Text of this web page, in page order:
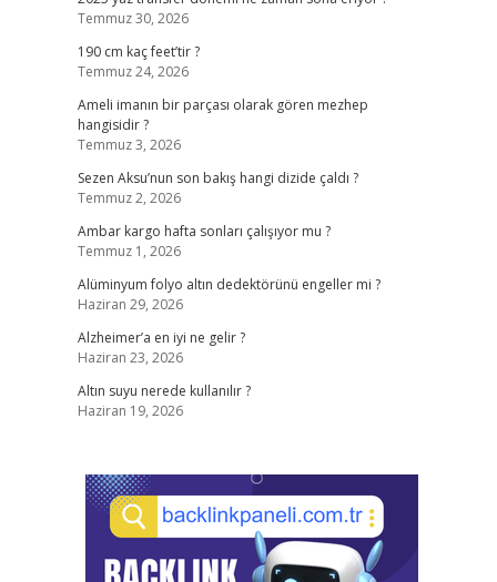
Temmuz 30, 2026
190 cm kaç feet’tir ?
Temmuz 24, 2026
Ameli imanın bir parçası olarak gören mezhep
hangisidir ?
Temmuz 3, 2026
Sezen Aksu’nun son bakış hangi dizide çaldı ?
Temmuz 2, 2026
Ambar kargo hafta sonları çalışıyor mu ?
Temmuz 1, 2026
Alüminyum folyo altın dedektörünü engeller mi ?
Haziran 29, 2026
Alzheimer’a en iyi ne gelir ?
Haziran 23, 2026
Altın suyu nerede kullanılır ?
Haziran 19, 2026